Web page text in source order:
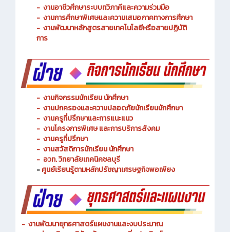
- งานวิทยบริการและเทคโนโลยีการศึกษา
- งานอาชีวศึกษาระบบทวิภาคีและความร่วมมือ
- งานการศึกษาพิเศษและความเสมอภาคทางการศึกษา
- งานพัฒนาหลักสูตรสายเทคโนโลยีหรือสายปฏิบัติ
- งานกิจกรรมนักเรียน นักศึกษา
- งานปกครองและความปลอดภัยนักเรียนนักศึกษา
- งานครูที่ปรึกษาและการแนะแนว
- งานโครงการพิเศษ และการบริการ
- งานครูที่ปรึกษา
- งานสวัสดิการนักเรียน นักศึกษา
-อวท. วิทยาลัยเทคนิคชลบุรี
-ศูนย์เรียนรู้ตามหลักปรัชญาเศรษฐกิจพอเพียง